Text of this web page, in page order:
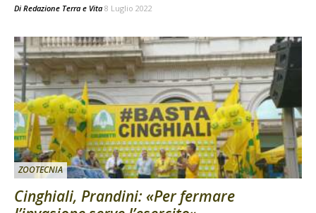
Di Redazione Terra e Vita 8 Luglio 2022
ZOOTECNIA
Cinghiali, Prandini: «Per fermare